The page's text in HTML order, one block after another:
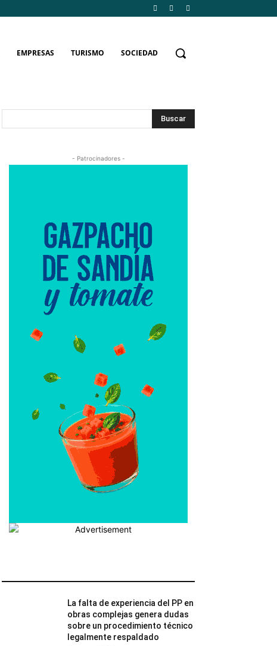
EMPRESAS TURISMO SOCIEDAD
Buscar
- Patrocinadores -
La falta de experiencia del PP en
obras complejas genera dudas
sobre un procedimiento técnico
legalmente respaldado